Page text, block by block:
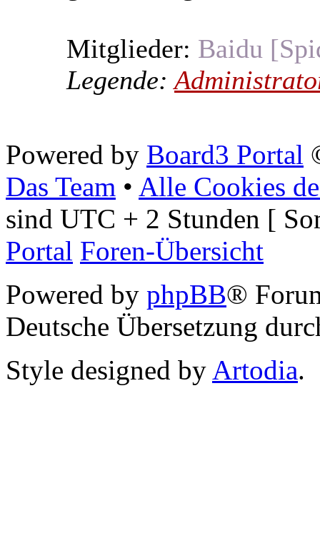
Mitglieder: Baidu
Legende:
Powered by Board3 Portal
Das Team • Alle Cookies
sind UTC + 2 Stunden [
Portal Foren-Übersicht
Powered by phpBB®
Deutsche Übersetzung
Style designed by Artodia.